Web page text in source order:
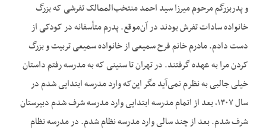
و پدربزرگم مرحوم میرزا سید احمد منتخب‌الممالک تفرشی که بزرگ
خانواده سادات تفرش بودند در آن‌موقع. پدرم متأسفانه در کودکی از
دست دادم. مادرم خانم فرح سمیعی از خانواده سمیعی تربیت و بزرگ
کردن مرا به عهده گرفتند. در تهران تا سنینی که به مدرسه رفتم داستان
خیلی جالبی به نظرم نمی‌آید مگر این‌که وارد مدرسه ابتدایی شدم در
سال ۱۳۰۷، بعد از اتمام مدرسه ابتدایی وارد مدرسه شرف شدم دبیرستان
شرف شدم. بعد از چند سالی وارد مدرسه نظام شدم. در مدرسه نظام